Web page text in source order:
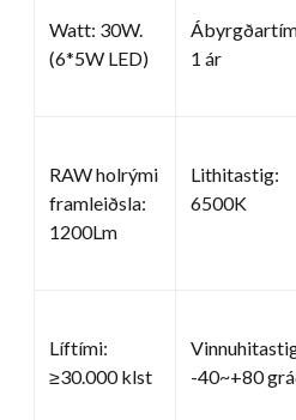
Watt: 30W.
(6*5W LED)
1 ár
RAW holrými
framleiðsla:
1200Lm
Lithitastig:
6500K
Líftími:
≥30.000 klst
-40~+80